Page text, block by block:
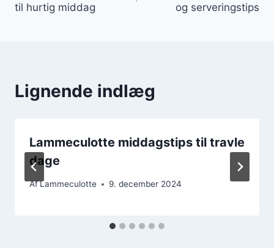
til hurtig middag
og serveringstips
Lignende indlæg
Lammeculotte middagstips til travle
dage
AfLammeculotte 9. december 2024